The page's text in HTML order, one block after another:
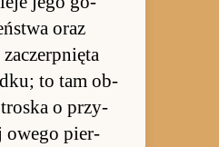
oraz
to tam ob­
tro­ska o przy­
owego pier­